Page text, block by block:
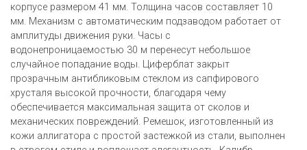
корпусе размером 41 мм. Толщина часов составляет 10
мм. Механизм с автоматическим подзаводом работает от
амплитуды движения руки. Часы с
водонепроницаемостью 30 м перенесут небольшое
случайное попадание воды. Циферблат закрыт
прозрачным антибликовым стеклом из сапфирового
хрусталя высокой прочности, благодаря чему
обеспечивается максимальная защита от сколов и
механических повреждений. Ремешок, изготовленный из
кожи аллигатора с простой застежкой из стали, выполнен